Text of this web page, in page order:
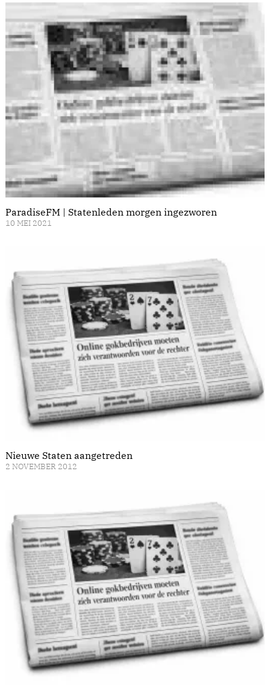
ParadiseFM | Statenleden morgen ingezworen
10 MEI 2021
Nieuwe Staten aangetreden
2 NOVEMBER 2012